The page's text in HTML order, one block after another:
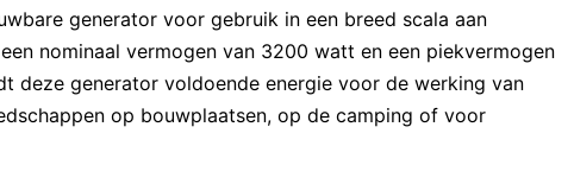
generator voor gebruik in een breed scala aan
nominaal vermogen van 3200 watt en een piekvermogen
deze generator voldoende energie voor de werking van
op bouwplaatsen, op de camping of voor